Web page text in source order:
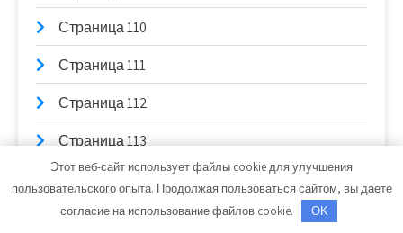
Страница 110
Страница 111
Страница 112
Страница 113
Страница 115
Этот веб-сайт использует файлы cookie для улучшения
пользовательского опыта. Продолжая пользоваться сайтом, вы даете
согласие на использование файлов cookie.
OK